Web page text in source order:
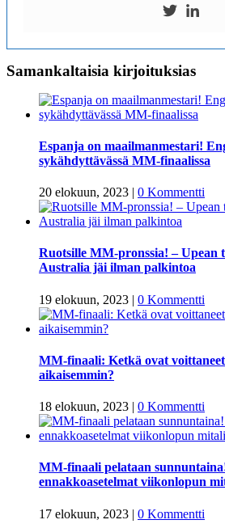
Samankaltaisia kirjoituksias
Espanja on maailmanmestari!
sykähdyttävässä MM-finaalissa
20 elokuun, 2023 | 0 Kommentti
Ruotsille MM-pronssia! – Upean
Australia jäi ilman palkintoa
19 elokuun, 2023 | 0 Kommentti
MM-finaali: Ketkä ovat
aikaisemmin?
18 elokuun, 2023 | 0 Kommentti
MM-finaali pelataan
ennakkoasetelmat viikonlopun
17 elokuun, 2023 | 0 Kommentti